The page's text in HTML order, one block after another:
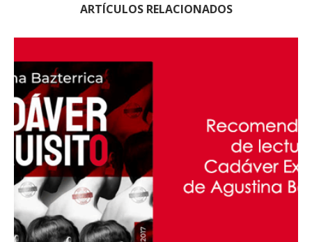
ARTÍCULOS RELACIONADOS